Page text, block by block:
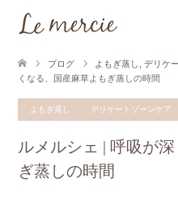
ブログ よもぎ蒸し デリケ
くなる、国産麻草よもぎ蒸しの時間
よもぎ蒸し デリケートゾーンケア
ルメルシェ | 呼吸が
ぎ蒸しの時間